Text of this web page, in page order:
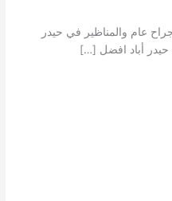
عام والمناظير في حيدر
حيدر أباد افضل […]